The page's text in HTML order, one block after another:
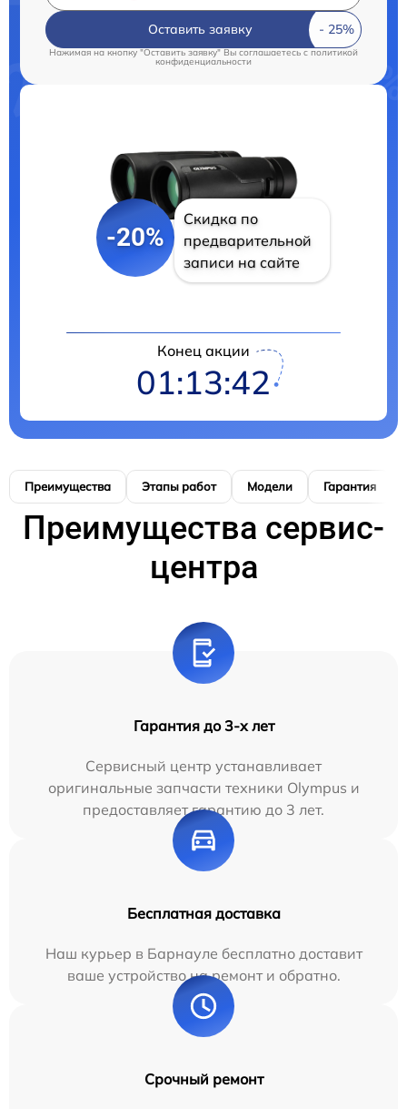
Оставить заявку
Нажимая на кнопку "Оставить заявку" Вы соглашаетесь c политикой
конфиденциальности
-20%
Скидка по
предварительной
записи на сайте
Конец акции
01:13:41
Преимущества Этапы работ Модели Гарантия
Преимущества сервис-
центра
Гарантия до 3-х лет
Сервисный центр устанавливает
оригинальные запчасти техники Olympus и
предоставляет гарантию до 3 лет.
Бесплатная доставка
Наш курьер в Барнауле бесплатно доставит
ваше устройство на ремонт и обратно.
Срочный ремонт